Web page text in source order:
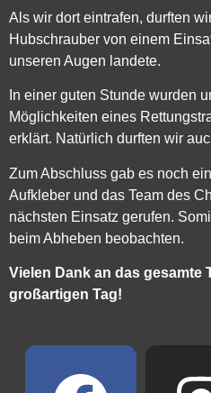
Als wir dort eintrafen, durften
Hubschrauber von einem
unseren Augen landete.
In einer guten Stunde wurden
Möglichkeiten eines
erklärt. Natürlich durften wir
Zum Abschluss gab es noch
Aufkleber und das Team des
nächsten Einsatz gerufen.
beim Abheben beobachten.
Vielen Dank an das gesamte
großartigen Tag!